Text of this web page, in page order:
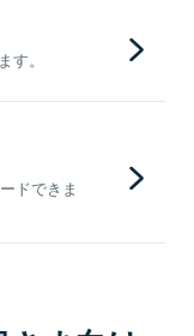
。
ドできま